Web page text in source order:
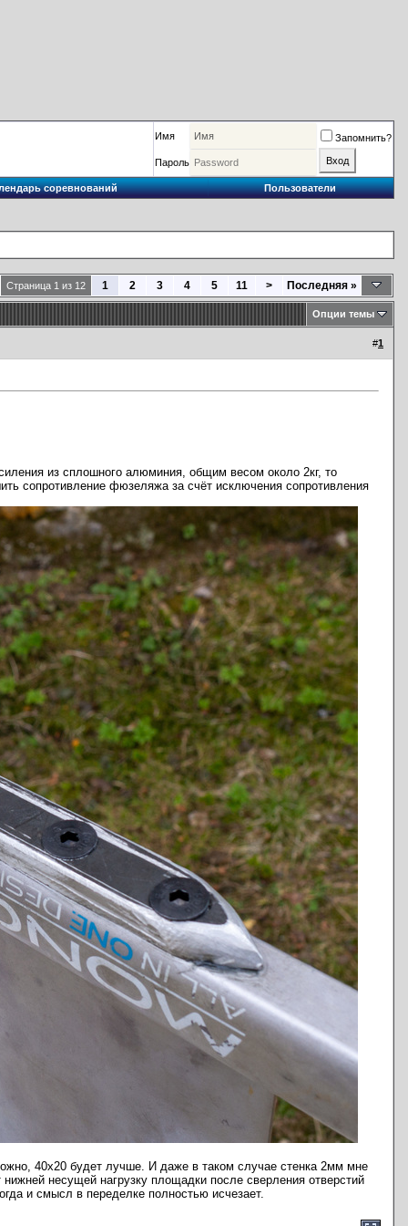
Имя Запомнить?
Пароль
соревнований Пользователи
Страница 1 из 12 1 2 3 4 5 11 > Последняя »
Опции темы
#1
из сплошного алюминия, общим весом около 2кг, то
сопротивление фюзеляжа за счёт исключения сопротивления
40х20 будет лучше. И даже в таком случае стенка 2мм мне
несущей нагрузку площадки после сверления отверстий
и смысл в переделке полностью исчезает.